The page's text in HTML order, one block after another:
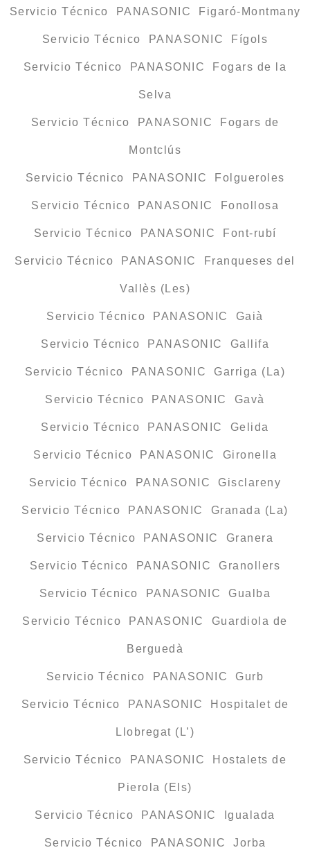
Servicio Técnico PANASONIC Figaró-Montmany
Servicio Técnico PANASONIC Fígols
Servicio Técnico PANASONIC Fogars de la
Selva
Servicio Técnico PANASONIC Fogars de
Montclús
Servicio Técnico PANASONIC Folgueroles
Servicio Técnico PANASONIC Fonollosa
Servicio Técnico PANASONIC Font-rubí
Servicio Técnico PANASONIC Franqueses del
Vallès (Les)
Servicio Técnico PANASONIC Gaià
Servicio Técnico PANASONIC Gallifa
Servicio Técnico PANASONIC Garriga (La)
Servicio Técnico PANASONIC Gavà
Servicio Técnico PANASONIC Gelida
Servicio Técnico PANASONIC Gironella
Servicio Técnico PANASONIC Gisclareny
Servicio Técnico PANASONIC Granada (La)
Servicio Técnico PANASONIC Granera
Servicio Técnico PANASONIC Granollers
Servicio Técnico PANASONIC Gualba
Servicio Técnico PANASONIC Guardiola de
Berguedà
Servicio Técnico PANASONIC Gurb
Servicio Técnico PANASONIC Hospitalet de
Llobregat (L’)
Servicio Técnico PANASONIC Hostalets de
Pierola (Els)
Servicio Técnico PANASONIC Igualada
Servicio Técnico PANASONIC Jorba